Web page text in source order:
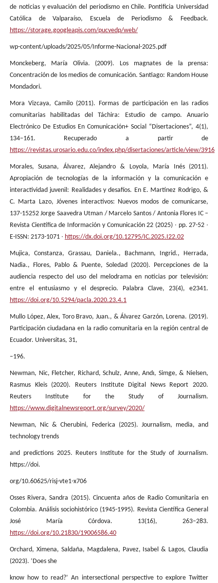
de noticias y evaluación del periodismo en Chile. Pontificia Universidad
Católica de Valparaíso, Escuela de Periodismo & Feedback.
https://storage.googleapis.com/pucvedp/web/
wp-content/uploads/2025/05/Informe-Nacional-2025.pdf
Monckeberg, María Olivia. (2009). Los magnates de la prensa:
Concentración de los medios de comunicación. Santiago: Random House
Mondadori.
Mora Vizcaya, Camilo (2011). Formas de participación en las radios
comunitarias habilitadas del Táchira: Estudio de campo. Anuario
Electrónico De Estudios En Comunicación+ Social “Disertaciones”, 4(1),
134–161. Recuperado a partir de
https://revistas.urosario.edu.co/index.php/disertaciones/article/view/3916
Morales, Susana, Álvarez, Alejandro & Loyola, María Inés (2011).
Apropiación de tecnologías de la información y la comunicación e
interactividad juvenil: Realidades y desafíos. En E. Martínez Rodrigo, &
C. Marta Lazo, Jóvenes interactivos: Nuevos modos de comunicarse,
137-15252 Jorge Saavedra Utman / Marcelo Santos / Antonia Flores IC –
Revista Científica de Información y Comunicación 22 (2025) ∙ pp. 27-52 ∙
E-ISSN: 2173-1071 ∙ https://dx.doi.org/10.12795/IC.2025.I22.02
Mujica, Constanza, Grassau, Daniela., Bachmann, Ingrid., Herrada,
Nadia., Flores, Pablo & Puente, Soledad (2020). Percepciones de la
audiencia respecto del uso del melodrama en noticias por televisión:
entre el entusiasmo y el desprecio. Palabra Clave, 23(4), e2341.
https://doi.org/10.5294/pacla.2020.23.4.1
Mullo López, Alex, Toro Bravo, Juan., & Álvarez Garzón, Lorena. (2019).
Participación ciudadana en la radio comunitaria en la región central de
Ecuador. Universitas, 31,
–196.
Newman, Nic, Fletcher, Richard, Schulz, Anne, Andı, Simge, & Nielsen,
Rasmus Kleis (2020). Reuters Institute Digital News Report 2020.
Reuters Institute for the Study of Journalism.
https://www.digitalnewsreport.org/survey/2020/
Newman, Nic & Cherubini, Federica (2025). Journalism, media, and
technology trends
and predictions 2025. Reuters Institute for the Study of Journalism.
https://doi.
org/10.60625/risj-vte1-x706
Osses Rivera, Sandra (2015). Cincuenta años de Radio Comunitaria en
Colombia. Análisis sociohistórico (1945-1995). Revista Científica General
José María Córdova. 13(16), 263–283.
https://doi.org/10.21830/19006586.40
Orchard, Ximena, Saldaña, Magdalena, Pavez, Isabel & Lagos, Claudia
(2023). ‘Does she
know how to read?’ An intersectional perspective to explore Twitter